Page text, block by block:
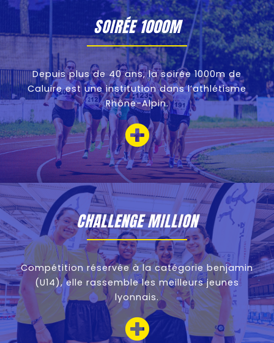
SOIRÉE 1000M
Depuis plus de 40 ans, la soirée 1000m de
Caluire est une institution dans l’athlétisme
Rhône-Alpin.
CHALLENGE MILLION
Compétition réservée à la catégorie benjamin
(U14), elle rassemble les meilleurs jeunes
lyonnais.